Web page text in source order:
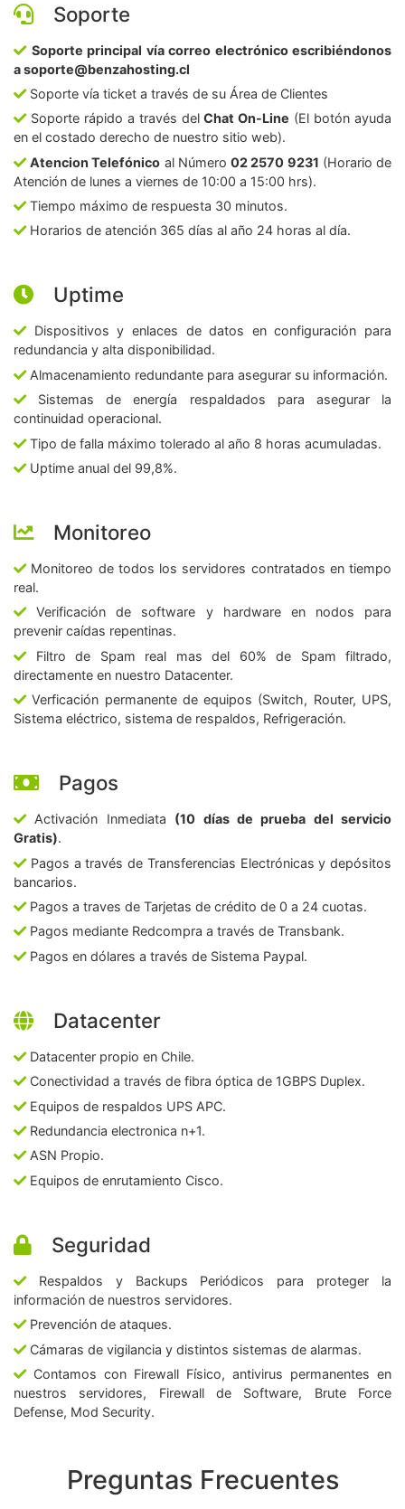
Soporte
Soporte principal vía correo electrónico escribiéndonos
a soporte@benzahosting.cl
Soporte vía ticket a través de su Área de Clientes
Soporte rápido a través delChat On-Line (El botón ayuda
en el costado derecho de nuestro sitio web).
Atencion Telefónico al Número02 2570 9231 (Horario de
Atención de lunes a viernes de 10:00 a 15:00 hrs).
Tiempo máximo de respuesta 30 minutos.
Horarios de atención 365 días al año 24 horas al día.
Uptime
Dispositivos y enlaces de datos en configuración para
redundancia y alta disponibilidad.
Almacenamiento redundante para asegurar su información.
Sistemas de energía respaldados para asegurar la
continuidad operacional.
Tipo de falla máximo tolerado al año 8 horas acumuladas.
Uptime anual del 99,8%.
Monitoreo
Monitoreo de todos los servidores contratados en tiempo
real.
Verificación de software y hardware en nodos para
prevenir caídas repentinas.
Filtro de Spam real mas del 60% de Spam filtrado,
directamente en nuestro Datacenter.
Verficación permanente de equipos (Switch, Router, UPS,
Sistema eléctrico, sistema de respaldos, Refrigeración.
Pagos
Activación Inmediata (10 días de prueba del servicio
Gratis).
Pagos a través de Transferencias Electrónicas y depósitos
bancarios.
Pagos a traves de Tarjetas de crédito de 0 a 24 cuotas.
Pagos mediante Redcompra a través de Transbank.
Pagos en dólares a través de Sistema Paypal.
Datacenter
Datacenter propio en Chile.
Conectividad a través de fibra óptica de 1GBPS Duplex.
Equipos de respaldos UPS APC.
Redundancia electronica n+1.
ASN Propio.
Equipos de enrutamiento Cisco.
Seguridad
Respaldos y Backups Periódicos para proteger la
información de nuestros servidores.
Prevención de ataques.
Cámaras de vigilancia y distintos sistemas de alarmas.
Contamos con Firewall Físico, antivirus permanentes en
nuestros servidores, Firewall de Software, Brute Force
Defense, Mod Security.
Preguntas Frecuentes